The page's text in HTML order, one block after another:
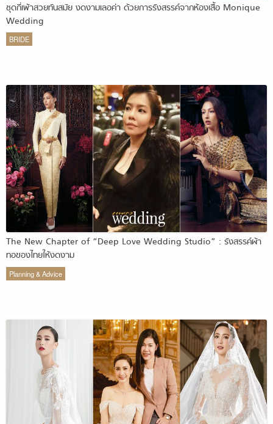
ชุดกี่เพ้าสวยทันสมัย งดงามเลอค่า ด้วยการรังสรรค์จากห้องเสื้อ Monique
Wedding
BRIDE
The New Chapter of “Deep Love Wedding Studio” : รังสรรค์ผ้า
ทอของไทยให้งดงาม
Planning & Advice